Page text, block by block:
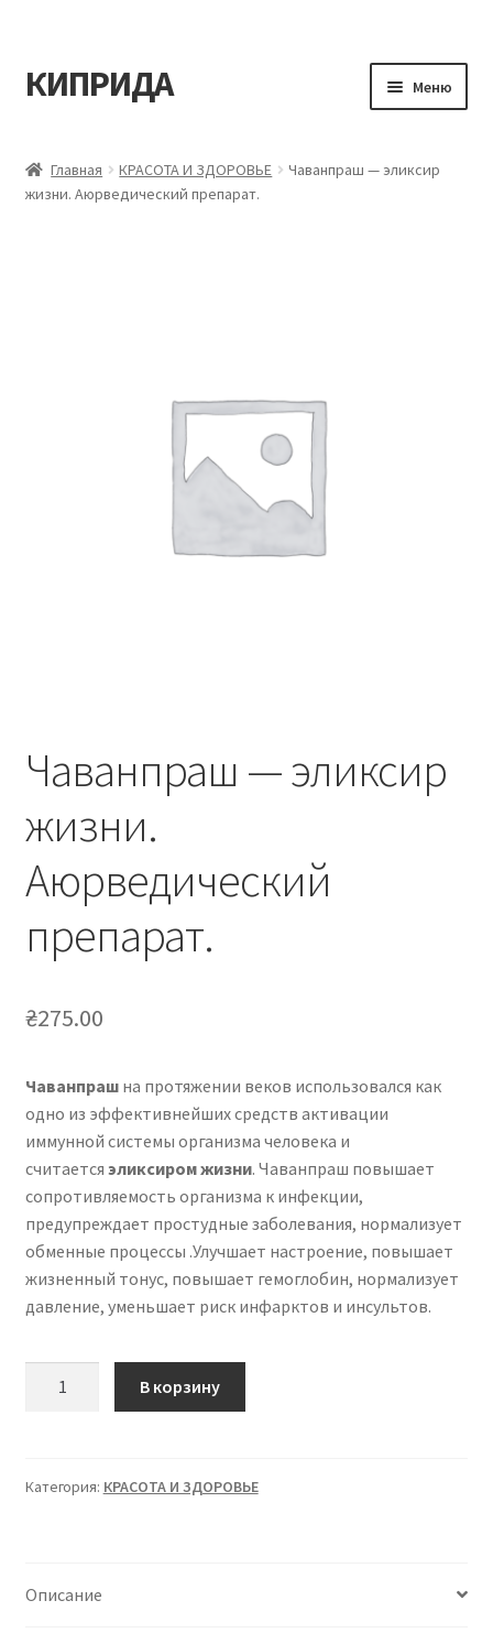
Перейти
к
Перейти
к
КИПРИДА Меню
Корзина
Главная КРАСОТА И ЗДОРОВЬЕ
Чаванпраш — эликсир
жизни. Аюрведический препарат.
Чаванпраш — эликсир
жизни.
Аюрведический
препарат.
₴275.00
Чаванпрашна протяжении веков использовался как
одно из эффективнейших средств активации
иммунной системы организма человека и
считается эликсиром жизни. Чаванпраш повышает
сопротивляемость организма к инфекции,
предупреждает простудные заболевания, нормализует
обменные процессы .Улучшает настроение, повышает
жизненный тонус, повышает гемоглобин, нормализует
давление, уменьшает риск инфарктов и инсультов.
эликсир
В корзину
Категория: КРАСОТА И ЗДОРОВЬЕ
Описание